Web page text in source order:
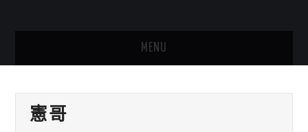
MENU
關於我：楊為傑醫師
憲哥